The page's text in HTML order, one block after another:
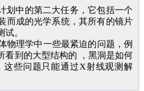
划中的第二大任务，它包括一个
而成的光学系统，其所有的镜片
。
物理学中一些最紧迫的问题，例
看到的大型结构的 ，黑洞是如何
些问题只能通过X射线观测解